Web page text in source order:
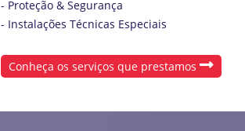
- Proteção & Segurança
- Instalações Técnicas Especiais
Conheça os serviços que prestamos